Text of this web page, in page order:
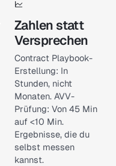
Zahlen statt
Versprechen
Contract Playbook-
Erstellung: In
Stunden, nicht
Monaten. AVV-
Prüfung: Von 45 Min
auf <10 Min.
Ergebnisse, die du
selbst messen
kannst.